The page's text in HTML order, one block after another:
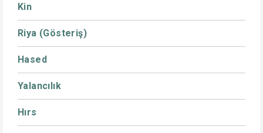
Kin
Riya (Gösteriş)
Hased
Yalancılık
Hırs